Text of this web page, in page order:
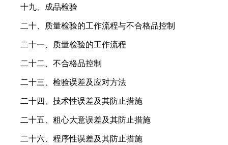
十九、成品检验
二十、质量检验的工作流程与不合格品控制
二十一、质量检验的工作流程
二十二、不合格品控制
二十三、检验误差及应对方法
二十四、技术性误差及其防止措施
二十五、粗心大意误差及其防止措施
二十六、程序性误差及其防止措施